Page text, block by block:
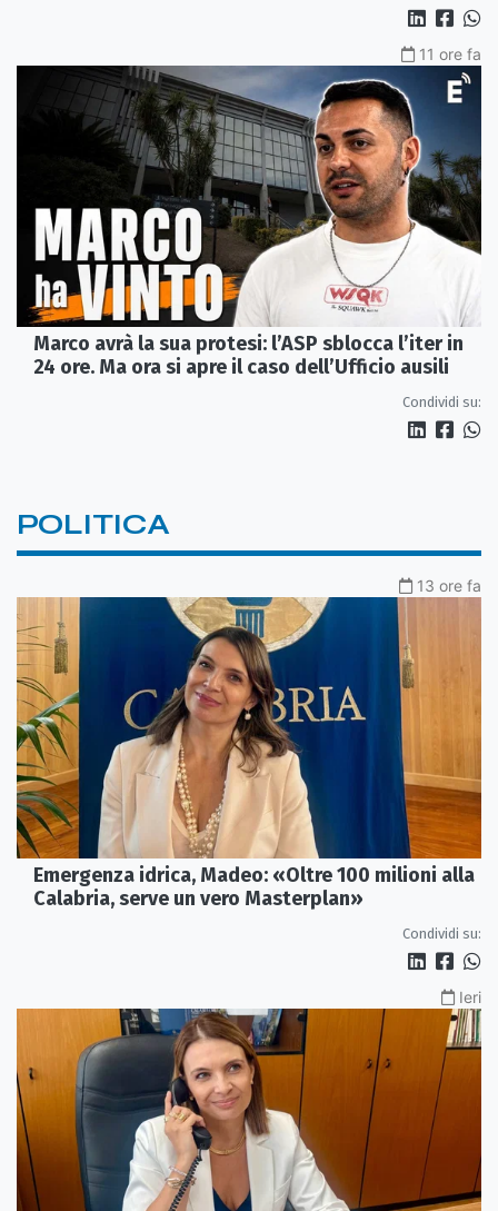
11 ore fa
Marco avrà la sua protesi: l’ASP sblocca l’iter in
24 ore. Ma ora si apre il caso dell’Ufficio ausili
Condividi su:
POLITICA
13 ore fa
Emergenza idrica, Madeo: «Oltre 100 milioni alla
Calabria, serve un vero Masterplan»
Condividi su:
Ieri